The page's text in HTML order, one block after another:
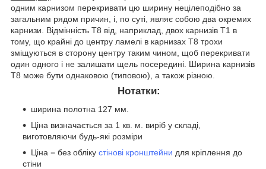
одним карнизом перекривати цю ширину нецілеподібно за
загальним рядом причин, і, по суті, являє собою два окремих
карнизи. Відмінність Т8 від, наприклад, двох карнизів Т1 в
тому, що крайні до центру ламелі в карнизах Т8 трохи
зміщуються в сторону центру таким чином, щоб перекривати
один одного і не залишати щель посередині. Ширина карнизів
Т8 може бути однаковою (типовою), а також різною.
Нотатки:
ширина полотна 127 мм.
Ціна визначається за 1 кв. м. виріб у складі,
виготовляючи будь-які розміри
Ціна = без обліку стінові кронштейни для кріплення до
стіни